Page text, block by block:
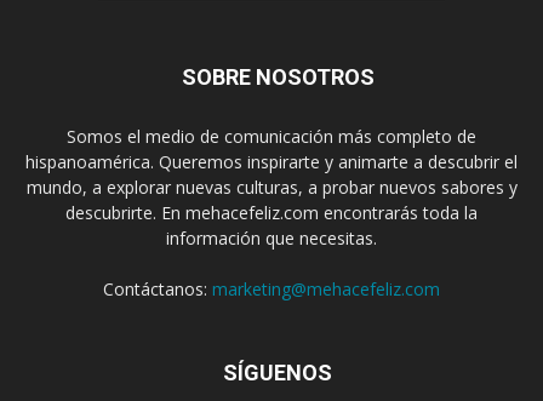
SOBRE NOSOTROS
Somos el medio de comunicación más completo de
hispanoamérica. Queremos inspirarte y animarte a descubrir el
mundo, a explorar nuevas culturas, a probar nuevos sabores y
descubrirte. En mehacefeliz.com encontrarás toda la
información que necesitas.
Contáctanos: marketing@mehacefeliz.com
SÍGUENOS